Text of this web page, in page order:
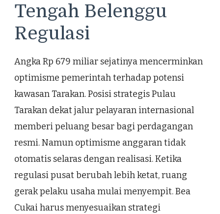
Tengah Belenggu
Regulasi
Angka Rp 679 miliar sejatinya mencerminkan
optimisme pemerintah terhadap potensi
kawasan Tarakan. Posisi strategis Pulau
Tarakan dekat jalur pelayaran internasional
memberi peluang besar bagi perdagangan
resmi. Namun optimisme anggaran tidak
otomatis selaras dengan realisasi. Ketika
regulasi pusat berubah lebih ketat, ruang
gerak pelaku usaha mulai menyempit. Bea
Cukai harus menyesuaikan strategi